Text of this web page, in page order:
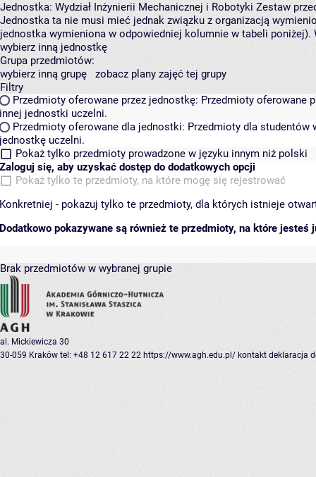
Jednostka: Wydział Inżynierii Mechanicznej i Robotyki Zestaw
Jednostka ta nie musi mieć jednak związku z organizacją
jednostka wymieniona w odpowiedniej kolumnie w tabeli
wybierz inną jednostkę
Grupa przedmiotów:
wybierz inną grupę
zobacz plany zajęć tej grupy
Filtry
Przedmioty oferowane przez jednostkę: Przedmioty oferowane
innej jednostki uczelni.
Przedmioty oferowane dla jednostki: Przedmioty dla studentów
jednostkę uczelni.
Pokaż tylko przedmioty prowadzone w języku innym niż polski
Zaloguj się, aby uzyskać dostęp do dodatkowych opcji
Pokaż tylko te przedmioty, na które mogę się rejestrować
Konkretniej - pokazuj tylko te przedmioty, dla których istnieje
Dodatkowo pokazywane są również te przedmioty, na które jesteś
Brak przedmiotów w wybranej grupie
al. Mickiewicza 30
30-059 Kraków tel: +48 12 617 22 22 https://www.agh.edu.pl/ kontakt deklaracja